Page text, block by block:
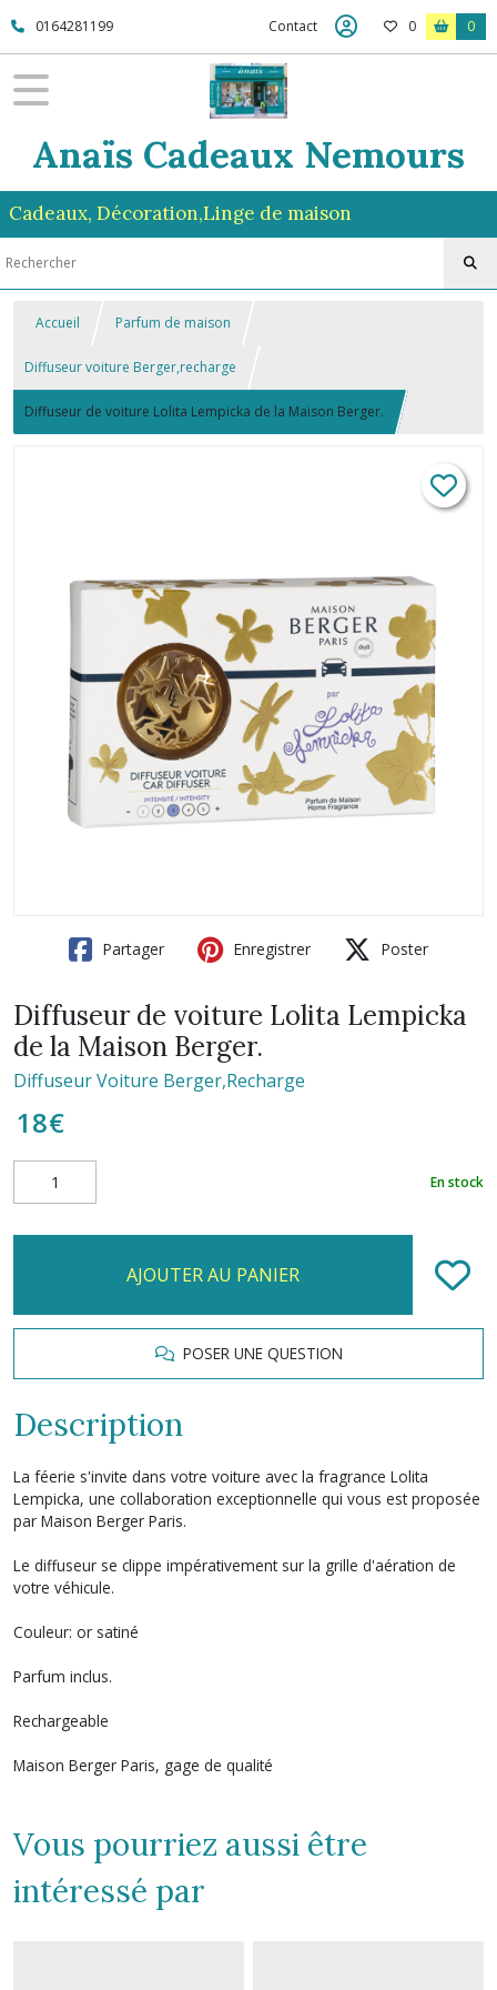
0164281199 Contact 0 0
Anaïs Cadeaux Nemours
Cadeaux, Décoration,Linge de maison
Accueil Parfum de maison
Diffuseur voiture Berger,recharge
Diffuseur de voiture Lolita Lempicka de la Maison Berger.
Partager Enregistrer Poster
Diffuseur de voiture Lolita Lempicka
de la Maison Berger.
Diffuseur Voiture Berger,Recharge
18€
En stock
AJOUTER AU PANIER
POSER UNE QUESTION
Description
La féerie s'invite dans votre voiture avec la fragrance Lolita
Lempicka, une collaboration exceptionnelle qui vous est proposée
par Maison Berger Paris.
Le diffuseur se clippe impérativement sur la grille d'aération de
votre véhicule.
Couleur: or satiné
Parfum inclus.
Rechargeable
Maison Berger Paris, gage de qualité
Vous pourriez aussi être
intéressé par